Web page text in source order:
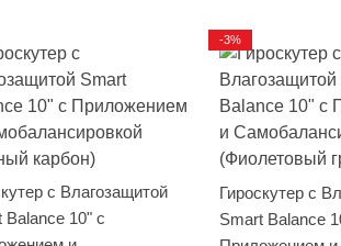
с Влагозащитой
Balance 10" c
Гироскутер с
Smart Balance
-3%